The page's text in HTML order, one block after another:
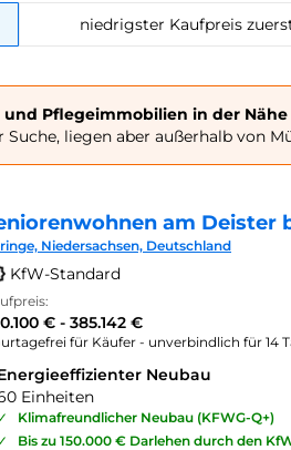
niedrigster Kaufpreis
Pflegeimmobilien in der Nähe
liegen aber außerhalb von
am Deister
Niedersachsen, Deutschland
KfW-Standard
€ - 385.142 €
für Käufer - unverbindlich für 14
Neubau
Einheiten
✓
Klimafreundlicher Neubau (KFWG-Q+)
✓
Bis zu 150.000 € Darlehen durch den